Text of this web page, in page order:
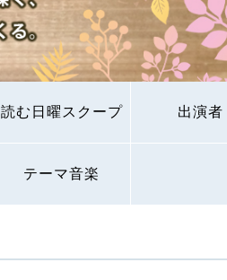
読む日曜スクープ 出演者
テーマ音楽